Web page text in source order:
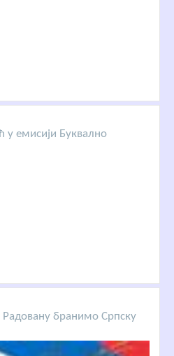
у емисији Буквално
бранимо Српску